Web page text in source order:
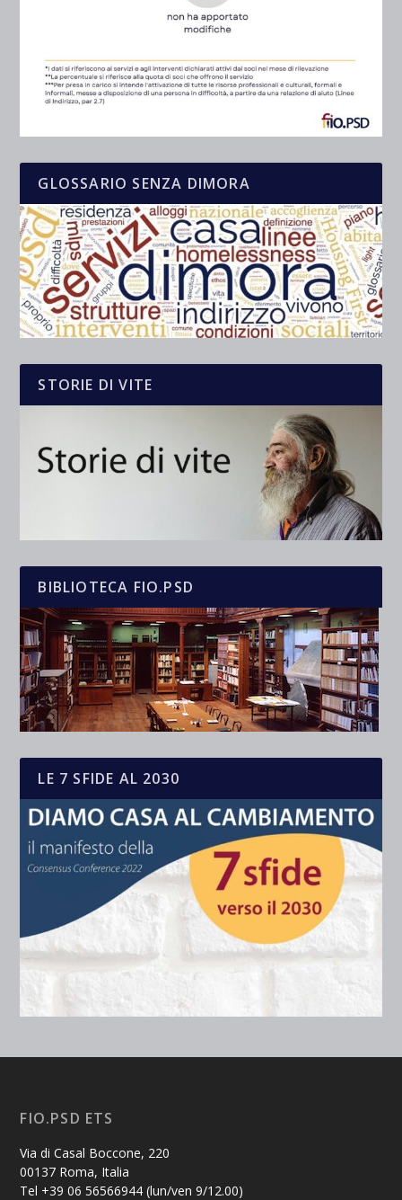
GLOSSARIO SENZA DIMORA
STORIE DI VITE
BIBLIOTECA FIO.PSD
LE 7 SFIDE AL 2030
FIO.PSD ETS
Via di Casal Boccone, 220
00137 Roma, Italia
Tel +39 06 56566944 (lun/ven 9/12.00)